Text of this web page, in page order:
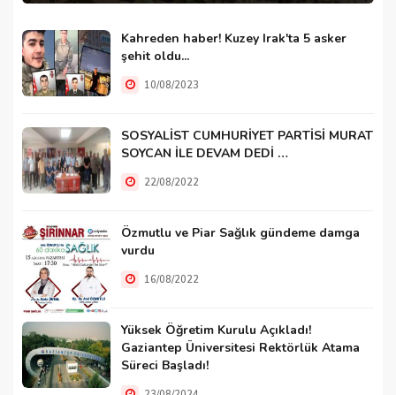
Kahreden haber! Kuzey Irak'ta 5 asker
şehit oldu...
10/08/2023
SOSYALİST CUMHURİYET PARTİSİ MURAT
SOYCAN İLE DEVAM DEDİ …
22/08/2022
Özmutlu ve Piar Sağlık gündeme damga
vurdu
16/08/2022
Yüksek Öğretim Kurulu Açıkladı!
Gaziantep Üniversitesi Rektörlük Atama
Süreci Başladı!